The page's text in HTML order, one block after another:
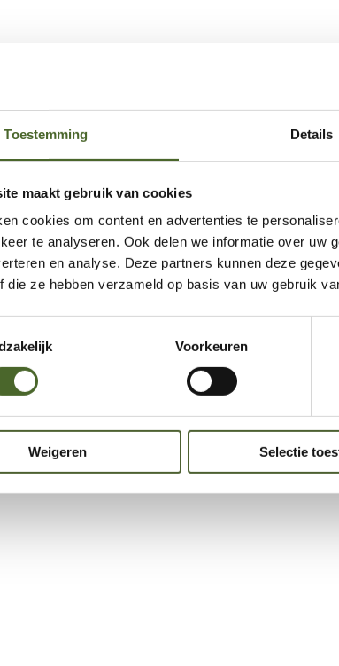
Toestemming Details
maakt gebruik van cookies
cookies om content en advertenties te
te analyseren. Ook delen we informatie over uw
en analyse. Deze partners kunnen deze
die ze hebben verzameld op basis van uw gebruik
Voorkeuren
Weigeren Selectie